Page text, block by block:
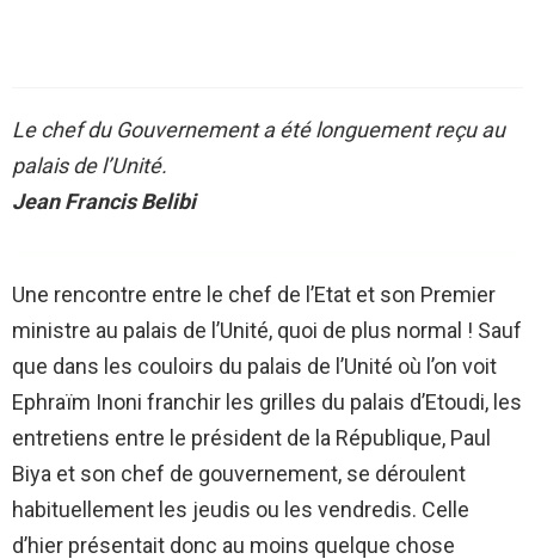
Le chef du Gouvernement a été longuement reçu au
palais de l’Unité.
Jean Francis Belibi
Une rencontre entre le chef de l’Etat et son Premier
ministre au palais de l’Unité, quoi de plus normal ! Sauf
que dans les couloirs du palais de l’Unité où l’on voit
Ephraïm Inoni franchir les grilles du palais d’Etoudi, les
entretiens entre le président de la République, Paul
Biya et son chef de gouvernement, se déroulent
habituellement les jeudis ou les vendredis. Celle
d’hier présentait donc au moins quelque chose